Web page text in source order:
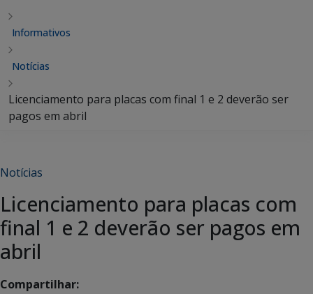
Informativos
Notícias
Licenciamento para placas com final 1 e 2 deverão ser
pagos em abril
Notícias
Licenciamento para placas com
final 1 e 2 deverão ser pagos em
abril
Compartilhar: